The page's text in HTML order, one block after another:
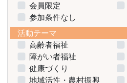
会員限定
参加条件なし
活動テーマ
高齢者福祉
障がい者福祉
健康づくり
地域活性・農村振興